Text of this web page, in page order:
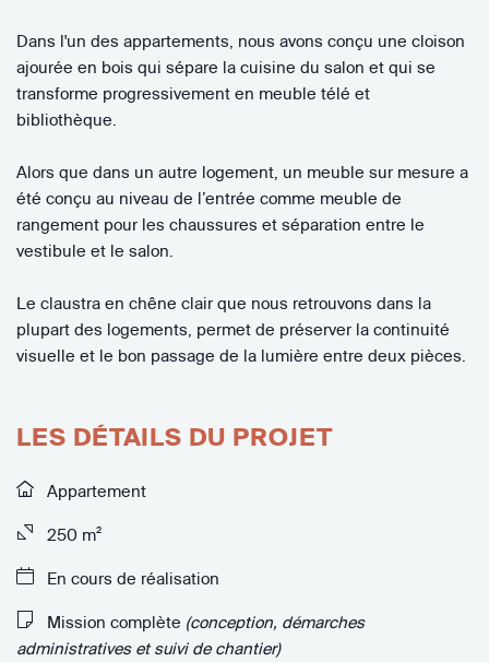
Dans l'un des appartements, nous avons conçu une cloison
ajourée en bois qui sépare la cuisine du salon et qui se
transforme progressivement en meuble télé et
bibliothèque.
Alors que dans un autre logement, un meuble sur mesure a
été conçu au niveau de l’entrée comme meuble de
rangement pour les chaussures et séparation entre le
vestibule et le salon.
Le claustra en chêne clair que nous retrouvons dans la
plupart des logements, permet de préserver la continuité
visuelle et le bon passage de la lumière entre deux pièces.
LES DÉTAILS DU PROJET
Appartement
250 m²
En cours de réalisation
Mission complète (conception, démarches
administratives et suivi de chantier)